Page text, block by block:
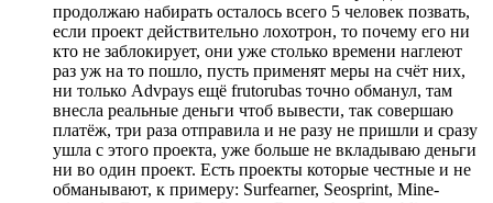
продолжаю набирать осталось всего 5 человек позвать,
если проект действительно лохотрон, то почему его ни
кто не заблокирует, они уже столько времени наглеют
раз уж на то пошло, пусть применят меры на счёт них,
ни только Advpays ещё frutorubas точно обманул, там
внесла реальные деньги чтоб вывести, так совершаю
платёж, три раза отправила и не разу не пришли и сразу
ушла с этого проекта, уже больше не вкладываю деньги
ни во один проект. Есть проекты которые честные и не
обманывают, к примеру: Surfearner, Seosprint, Mine-